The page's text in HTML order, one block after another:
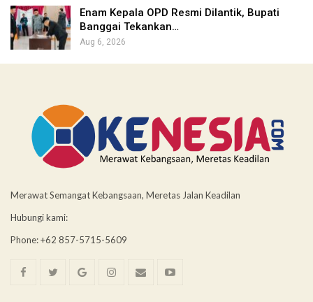
Enam Kepala OPD Resmi Dilantik, Bupati
Banggai Tekankan…
Aug 6, 2026
Merawat Semangat Kebangsaan, Meretas Jalan Keadilan
Hubungi kami:
Phone: +62 857-5715-5609